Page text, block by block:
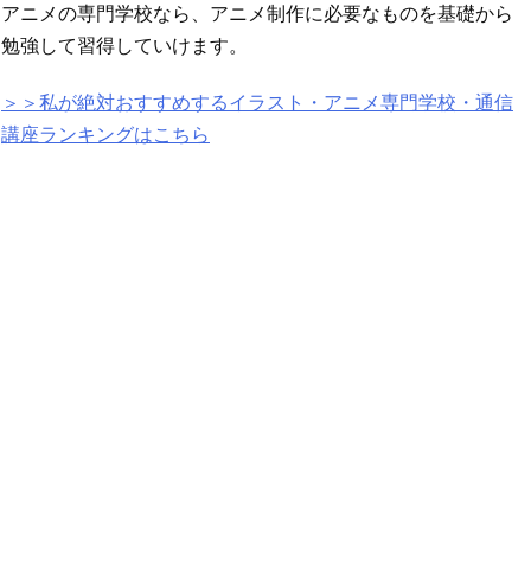
アニメの専門学校なら、アニメ制作に必要なものを基礎から
勉強して習得していけます。
＞＞私が絶対おすすめするイラスト・アニメ専門学校・通信
講座ランキングはこちら